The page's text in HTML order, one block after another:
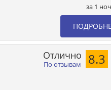
за 1
По отзывам
Отлично 8.3